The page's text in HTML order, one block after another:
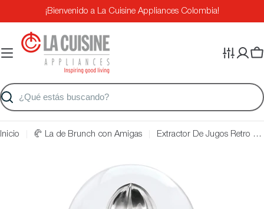
al
contenido
¡Bienvenido a La Cuisine Appliances Colombia!
Buscar
Inicio 🥐 La de Brunch con Amigas Extractor De Jugos Retro Smeg Color Rosa - Nuevo Modelo